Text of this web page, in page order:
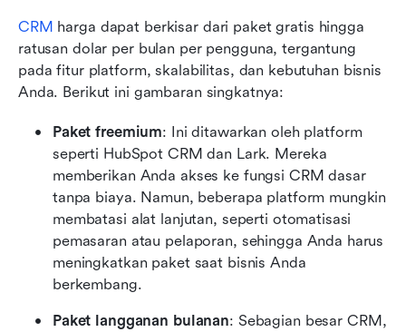
CRM harga dapat berkisar dari paket gratis hingga
ratusan dolar per bulan per pengguna, tergantung
pada fitur platform, skalabilitas, dan kebutuhan bisnis
Anda. Berikut ini gambaran singkatnya:
Paket freemium: Ini ditawarkan oleh platform
seperti HubSpot CRM dan Lark. Mereka
memberikan Anda akses ke fungsi CRM dasar
tanpa biaya. Namun, beberapa platform mungkin
membatasi alat lanjutan, seperti otomatisasi
pemasaran atau pelaporan, sehingga Anda harus
meningkatkan paket saat bisnis Anda
berkembang.
Paket langganan bulanan: Sebagian besar CRM,